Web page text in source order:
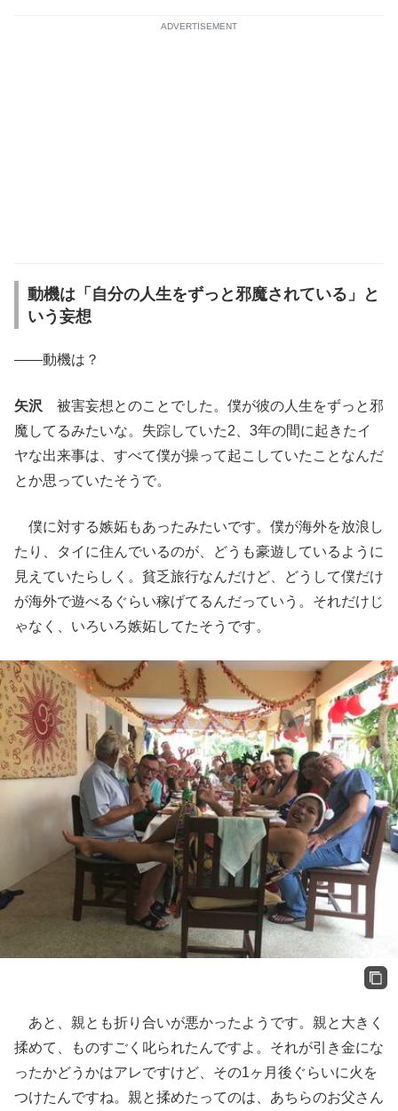
ADVERTISEMENT
動機は「自分の人生をずっと邪魔されている」と
いう妄想
――動機は？
矢沢 被害妄想とのことでした。僕が彼の人生をずっと邪
魔してるみたいな。失踪していた2、3年の間に起きたイ
ヤな出来事は、すべて僕が操って起こしていたことなんだ
とか思っていたそうで。
僕に対する嫉妬もあったみたいです。僕が海外を放浪し
たり、タイに住んでいるのが、どうも豪遊しているように
見えていたらしく。貧乏旅行なんだけど、どうして僕だけ
が海外で遊べるぐらい稼げてるんだっていう。それだけじ
ゃなく、いろいろ嫉妬してたそうです。
あと、親とも折り合いが悪かったようです。親と大きく
揉めて、ものすごく叱られたんですよ。それが引き金にな
ったかどうかはアレですけど、その1ヶ月後ぐらいに火を
つけたんですね。親と揉めたってのは、あちらのお父さん